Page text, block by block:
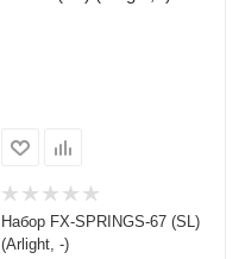
Набор FX-SPRINGS-67 (SL)
(Arlight, -)